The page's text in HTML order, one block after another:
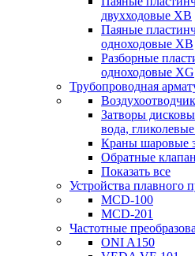
двухходовые XB
Паяные
одноходовые ХВ
Разборные
одноходовые ХG
Трубопроводная
Затворы
вода,
Краны шаровые
Обратные
Показать все
Устройства плавного
MCD-100
MCD-201
Частотные
ONI A150